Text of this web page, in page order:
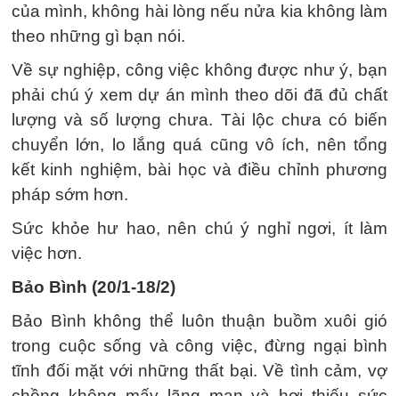
của mình, không hài lòng nếu nửa kia không làm
theo những gì bạn nói.
Về sự nghiệp, công việc không được như ý, bạn
phải chú ý xem dự án mình theo dõi đã đủ chất
lượng và số lượng chưa. Tài lộc chưa có biến
chuyển lớn, lo lắng quá cũng vô ích, nên tổng
kết kinh nghiệm, bài học và điều chỉnh phương
pháp sớm hơn.
Sức khỏe hư hao, nên chú ý nghỉ ngơi, ít làm
việc hơn.
Bảo Bình (20/1-18/2)
Bảo Bình không thể luôn thuận buồm xuôi gió
trong cuộc sống và công việc, đừng ngại bình
tĩnh đối mặt với những thất bại. Về tình cảm, vợ